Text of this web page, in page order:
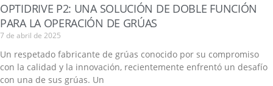
OPTIDRIVE P2: UNA SOLUCIÓN DE DOBLE FUNCIÓN
PARA LA OPERACIÓN DE GRÚAS
7 de abril de 2025
Un respetado fabricante de grúas conocido por su compromiso
con la calidad y la innovación, recientemente enfrentó un desafío
con una de sus grúas. Un